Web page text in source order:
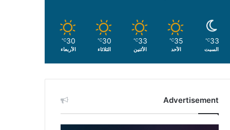
33
℃
السبت
35
℃
الأحد
33
℃
الأثنين
30
℃
الثلاثاء
30
℃
الأربعاء
Advertisement